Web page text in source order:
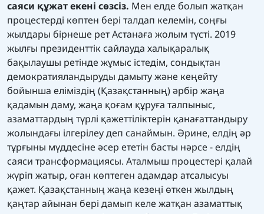
саяси құжат екені сөзсіз. Мен елде болып жатқан
процестерді көптен бері талдап келемін, соңғы
жылдары бірнеше рет Астанаға жолым түсті. 2019
жылғы президенттік сайлауда халықаралық
бақылаушы ретінде жұмыс істедім, сондықтан
демократияландыруды дамыту және кеңейту
бойынша еліміздің (Қазақстанның) әрбір жаңа
қадамын даму, жаңа қоғам құруға талпыныс,
азаматтардың түрлі қажеттіліктерін қанағаттандыру
жолындағы ілгерілеу деп санаймын. Әрине, елдің әр
тұрғыны мүддесіне әсер ететін басты нәрсе - елдің
саяси трансформациясы. Аталмыш процестері қалай
жүріп жатыр, оған көптеген адамдар атсалысуы
қажет. Қазақстанның жаңа кезеңі өткен жылдың
қаңтар айынан бері дамып келе жатқан азаматтық